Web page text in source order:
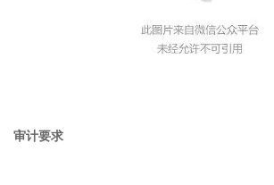
审计要求